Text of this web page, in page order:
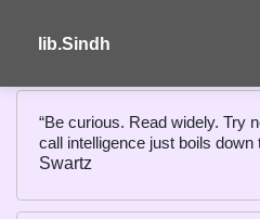
lib.Sindh
“Be curious. Read widely. Try
call intelligence just boils down
Swartz